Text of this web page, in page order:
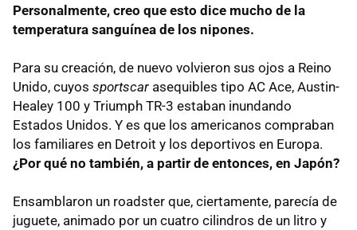
Personalmente, creo que esto dice mucho de la
temperatura sanguínea de los nipones.
Para su creación, de nuevo volvieron sus ojos a Reino
Unido, cuyos sportscar asequibles tipo AC Ace, Austin-
Healey 100 y Triumph TR-3 estaban inundando
Estados Unidos. Y es que los americanos compraban
los familiares en Detroit y los deportivos en Europa.
¿Por qué no también, a partir de entonces, en Japón?
Ensamblaron un roadster que, ciertamente, parecía de
juguete, animado por un cuatro cilindros de un litro y